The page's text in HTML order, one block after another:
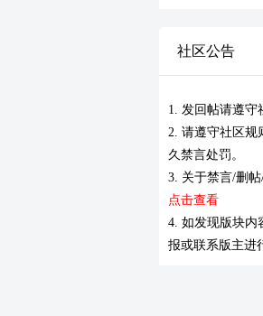
社区公告
1. 发回帖请遵守
2. 请遵守社区规
久禁言处罚。
3. 关于禁言/删
点击查看
4. 如发现版块内
报或联系版主进